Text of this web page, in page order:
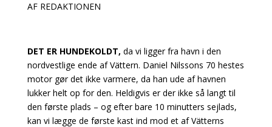
AF REDAKTIONEN
DET ER HUNDEKOLDT, da vi ligger fra havn i den
nordvestlige ende af Vättern. Daniel Nilssons 70 hestes
motor gør det ikke varmere, da han ude af havnen
lukker helt op for den. Heldigvis er der ikke så langt til
den første plads – og efter bare 10 minutters sejlads,
kan vi lægge de første kast ind mod et af Vätterns